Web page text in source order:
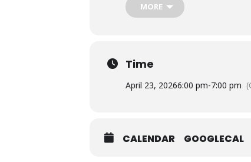
La presentación forma parte de
a los grandes clásicos de la
MORE
Time
April 23, 20266:00 pm-7:00 pm
CALENDAR GOOGLECAL